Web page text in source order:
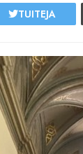
TUITEJA